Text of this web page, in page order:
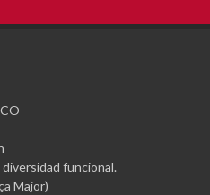
funcional.
Major)